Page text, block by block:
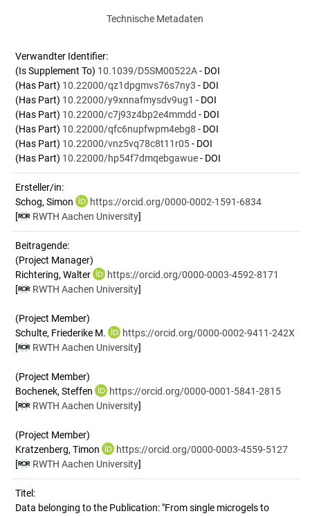
Technische Metadaten
Verwandter Identifier:
(Is Supplement To) 10.1039/D5SM00522A- DOI
(Has Part) 10.22000/qz1dpgmvs76s7ny3 - DOI
(Has Part) 10.22000/y9xnnafmysdv9ug1 - DOI
(Has Part) 10.22000/c7j93z4bp2e4mmdd - DOI
(Has Part) 10.22000/qfc6nupfwpm4ebg8 - DOI
(Has Part) 10.22000/vnz5vq78c8t11r05- DOI
(Has Part) 10.22000/hp54f7dmqebgawue- DOI
Ersteller/in:
Schog, Simon
https://orcid.org/0000-0002-1591-6834
[
RWTH Aachen University]
Beitragende:
(Project Manager)
Richtering, Walter
https://orcid.org/0000-0003-4592-8171
[
RWTH Aachen University]
(Project Member)
Schulte, Friederike M.
https://orcid.org/0000-0002-9411-242X
[
RWTH Aachen University]
(Project Member)
Bochenek, Steffen
https://orcid.org/0000-0001-5841-2815
[
RWTH Aachen University]
(Project Member)
Kratzenberg, Timon
https://orcid.org/0000-0003-4559-5127
[
RWTH Aachen University]
Titel:
Data belonging to the Publication: "From single microgels to